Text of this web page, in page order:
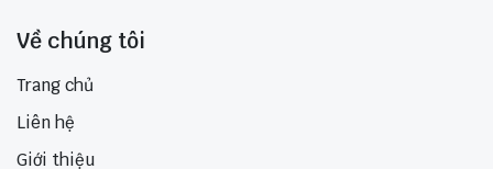
Về chúng tôi
Trang chủ
Liên hệ
Giới thiệu